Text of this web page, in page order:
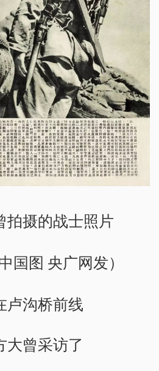
拍摄的战士照片
国图 央广网发）
卢沟桥前线
大曾采访了